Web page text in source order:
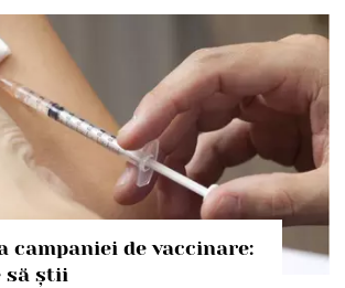
campaniei de vaccinare:
să știi